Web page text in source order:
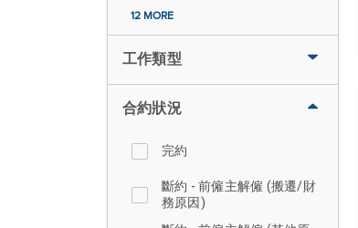
12 MORE
工作類型
合約狀況
完約
斷約 - 前僱主解僱 (搬遷/財
務原因)